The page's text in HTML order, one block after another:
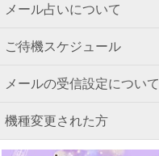
メール占いについて
ご待機スケジュール
メールの受信設定について
機種変更された方